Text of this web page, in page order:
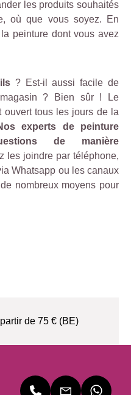
les produits souhaités
où que vous soyez. En
peinture dont vous avez
? Est-il aussi facile de
? Bien sûr ! Le
ouvert tous les jours de la
experts de peinture
de manière
les joindre par téléphone,
Whatsapp ou les canaux
nombreux moyens pour
de 75 € (BE)